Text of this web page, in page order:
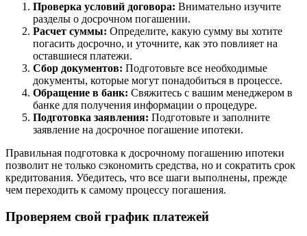
Проверка условий договора: Внимательно изучите
разделы о досрочном погашении.
Расчет суммы: Определите, какую сумму вы хотите
погасить досрочно, и уточните, как это повлияет на
оставшиеся платежи.
Сбор документов: Подготовьте все необходимые
документы, которые могут понадобиться в процессе.
Обращение в банк: Свяжитесь с вашим менеджером в
банке для получения информации о процедуре.
Подготовка заявления: Подготовьте и заполните
заявление на досрочное погашение ипотеки.
Правильная подготовка к досрочному погашению ипотеки
позволит не только сэкономить средства, но и сократить срок
кредитования. Убедитесь, что все шаги выполнены, прежде
чем переходить к самому процессу погашения.
Проверяем свой график платежей